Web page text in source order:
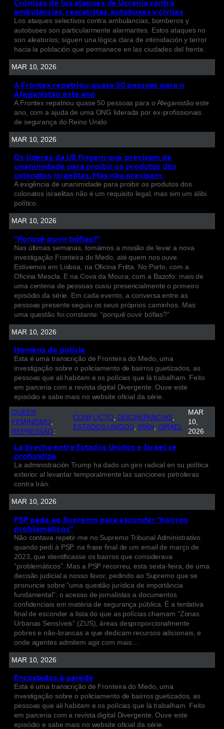
Crónicas de los ataques de Ucrania contra
ambulancias, rescatistas, autobuses y civiles
Los ataques selectivos contra ambulancias, bomberos y
autobuses son particularmente alarmantes. Estos ataques no
son aleatorios; siguen una lógica clara de intimidación y terror
hacia la población que permanece en las ciudades del frente.
MAR 10, 2026
A Frontex repatriou quase 50 pessoas para o
Afeganistão este ano
A Frontex repatriou quase 50 pessoas para o Afeganistão este
ano, com a ajuda de uma ONG liderada por ex-profissionais
de segurança do Reino Unido
MAR 10, 2026
Os líderes da UE fingem que precisam de
unanimidade para proibir os produtos dos
colonatos israelitas. Mas não precisam.
A exigência de unanimidade para proibir os produtos dos
colonatos israelitas não é um requisito legal, mas sim um álibi
político.
MAR 10, 2026
“Porquê ouvir bófias?”
Nas últimas semanas, tomámos a missão de levar a nova
investigação Fronteira do Medo, até quem nos ouve.
Estivemos em Lisboa, na Oficina Fritta. No Porto, com a
Oficina Mescla. E na Cova da Moura, com a Bazofo: mais de
uma centena de pessoas ouviu presencialmente o primeiro
episódio da série. Em cada evento, a conversa entre as
pessoas presente seguiu os seus próprios caminhos. Mas
uma questão foi constante: “porquê ouvir bófias?”
MAR 10, 2026
Homens de polícia
Esta é uma transcrição de Fronteira do Medo, uma
investigação sobre o policiamento de bairros guetizados, as
pessoas que ali habitam e os polícias que lá trabalham. Feito
em parceria com a revista digital Divergente. Ouve este
episódio e sabe mais no website oficial da série.
QUEER
FEMINISMO
REPRESSÃO:
CONFLICTO DISCREPANCIAS
ESTADOS UNIDOS, IRÁN ISRAEL
MAR
10,
2026
La brecha entre Estados Unidos e Israel se
profundiza
La administración Trump ha dado un giro radical en su política
exterior al levantar temporalmente las sanciones petroleras
contra Irán.
MAR 10, 2026
PSP pede ao Supremo para esconder “bairros
problemáticos”
Não contava repetir-me no Supremo Tribunal Administrativo
quando pedi à PSP, na frase final de um email de março de
2023, que identificasse os bairros que considerava
“problemáticos”. Mas a PSP recorreu, esta sexta-feira, de uma
decisão judicial a nosso favor, pedindo ao Supremo que se
pronuncie sobre “uma questão jurídica de importância
fundamental”: o acesso de jornalistas a documentos
confidenciais em matéria de segurança pública. É a tentativa
final de esconder a lista do que as polícias chamam “Zonas
Urbanas Sensíveis” (ZUS), áreas desproporcionalmente
pobres e não-brancas a que dedicam recursos adicionais, e
onde agentes admitem agir com mais…
MAR 10, 2026
Encostados à parede
Esta é uma transcrição de Fronteira do Medo, uma
investigação sobre o policiamento de bairros guetizados, as
pessoas que ali habitam e os polícias que lá trabalham. Feito
em parceria com a revista digital Divergente. Ouve este
episódio e sabe mais no website oficial da série.